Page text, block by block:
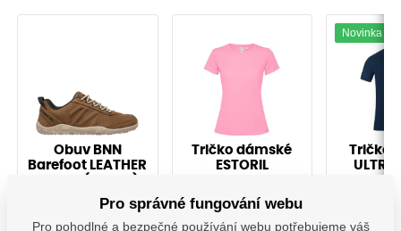
Obuv BNN
Barefoot LEATHER
B301990
Tričko dámské
ESTORIL
O208110
Novinka
Tričko
Pro správné fungování webu
Pro pohodlné a bezpečné používání webu potřebujeme váš